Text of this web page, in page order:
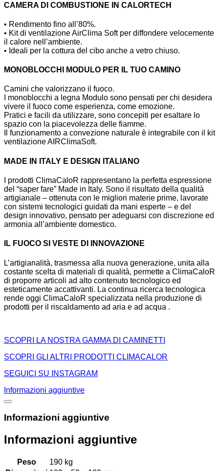
CAMERA DI COMBUSTIONE IN CALORTECH
• Rendimento fino all’80%.
• Kit di ventilazione AirClima Soft per diffondere velocemente
il calore nell’ambiente.
• Ideali per la cottura del cibo anche a vetro chiuso.
MONOBLOCCHI MODULO PER IL TUO CAMINO
Camini che valorizzano il fuoco.
I monoblocchi a legna Modulo sono pensati per chi desidera
vivere il fuoco come esperienza, come emozione.
Pratici e facili da utilizzare, sono concepiti per esaltare lo
spazio con la piacevolezza delle fiamme.
Il funzionamento a convezione naturale è integrabile con il kit
ventilazione AIRClimaSoft.
MADE IN ITALY E DESIGN ITALIANO
I prodotti ClimaCaloR rappresentano la perfetta espressione
del “saper fare” Made in Italy. Sono il risultato della qualità
artigianale – ottenuta con le migliori materie prime, lavorate
con sistemi tecnologici guidati da mani esperte – e del
design innovativo, pensato per adeguarsi con discrezione ed
armonia all’ambiente domestico.
IL FUOCO SI VESTE DI INNOVAZIONE
L’artigianalità, trasmessa alla nuova generazione, unita alla
costante scelta di materiali di qualità, permette a ClimaCaloR
di proporre articoli ad alto contenuto tecnologico ed
esteticamente accattivanti. La continua ricerca tecnologica
rende oggi ClimaCaloR specializzata nella produzione di
prodotti per il riscaldamento ad aria e ad acqua .
SCOPRI LA NOSTRA GAMMA DI CAMINETTI
SCOPRI GLI ALTRI PRODOTTI CLIMACALOR
SEGUICI SU INSTAGRAM
Informazioni aggiuntive
Informazioni aggiuntive
Informazioni aggiuntive
Peso
190 kg